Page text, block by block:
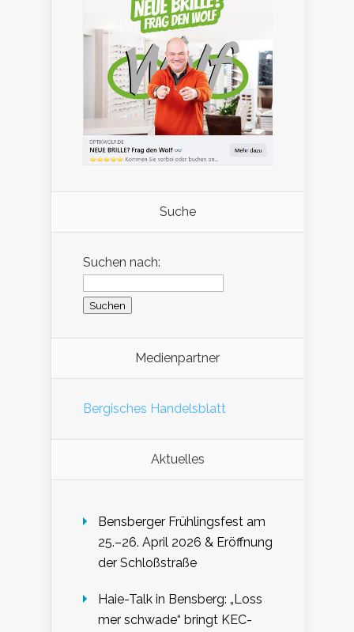
Suche
Suchen nach:
Medienpartner
Bergisches Handelsblatt
Aktuelles
Bensberger Frühlingsfest am
25.–26. April 2026 & Eröffnung
der Schloßstraße
Haie-Talk in Bensberg: „Loss
mer schwade“ bringt KEC-